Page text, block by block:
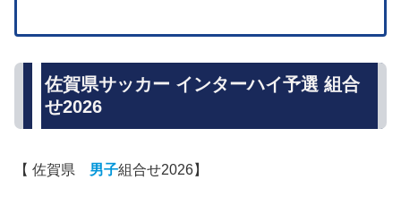
佐賀県サッカー インターハイ予選 組合
せ2026
【 佐賀県 男子組合せ2026】